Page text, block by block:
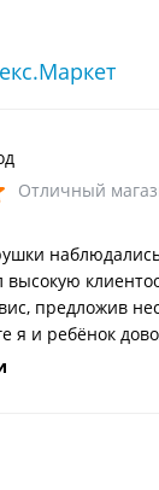
Отличный
высокую
предложив
я и ребёнок